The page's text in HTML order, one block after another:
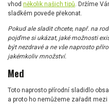
vhod několik našich tipů. Držíme
sladkém povede překonat.
Pokud ale sladit chcete, např. na
pojďme si ukázat, jaké možnosti
být nezdravé a ne vše naprosto
jakémkoliv množství.
Med
Toto naprosto přírodní sladidlo
a proto ho nemůžeme zařadit mezi